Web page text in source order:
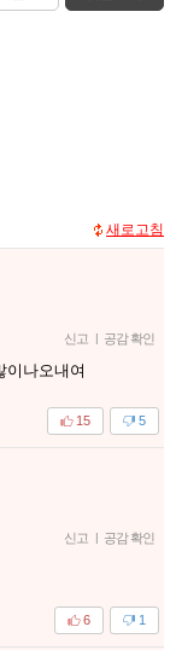
새로고침
신고 | 공감 확인
이나오내여
5
15
신고 | 공감 확인
1
6